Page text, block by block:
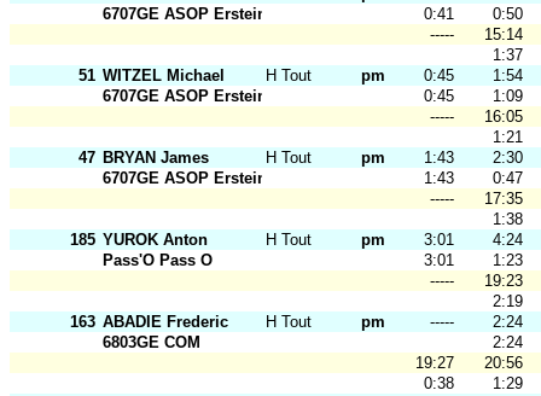
6707GE ASOP Erstein
0:41
0:50
-----
15:14
1:37
51 WITZEL Michael H Tout Ages pm 0:45
1:54
6707GE ASOP Erstein
0:45
1:09
-----
16:05
1:21
47 BRYAN James H Tout Ages pm 1:43
2:30
6707GE ASOP Erstein
1:43
0:47
-----
17:35
1:38
185 YUROK Anton H Tout Ages pm 3:01
4:24
Pass'O Pass O
3:01
1:23
-----
19:23
2:19
163 ABADIE Frederic H Tout Ages pm -----
2:24
6803GE COM
2:24
19:27
20:56
0:38
1:29